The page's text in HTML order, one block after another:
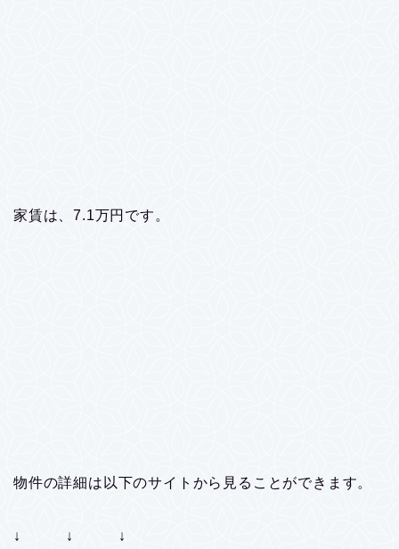
家賃は、7.1万円です。
物件の詳細は以下のサイトから見ることができます。
↓ ↓ ↓